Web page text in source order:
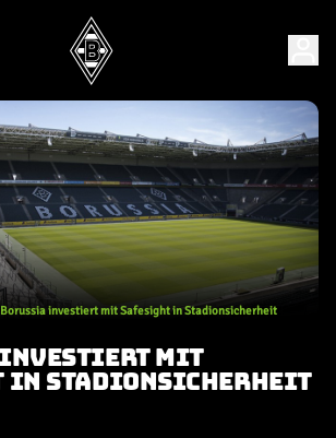
Borussia investiert mit Safesight in Stadionsicherheit
MIT
IN STADIONSICHERHEIT